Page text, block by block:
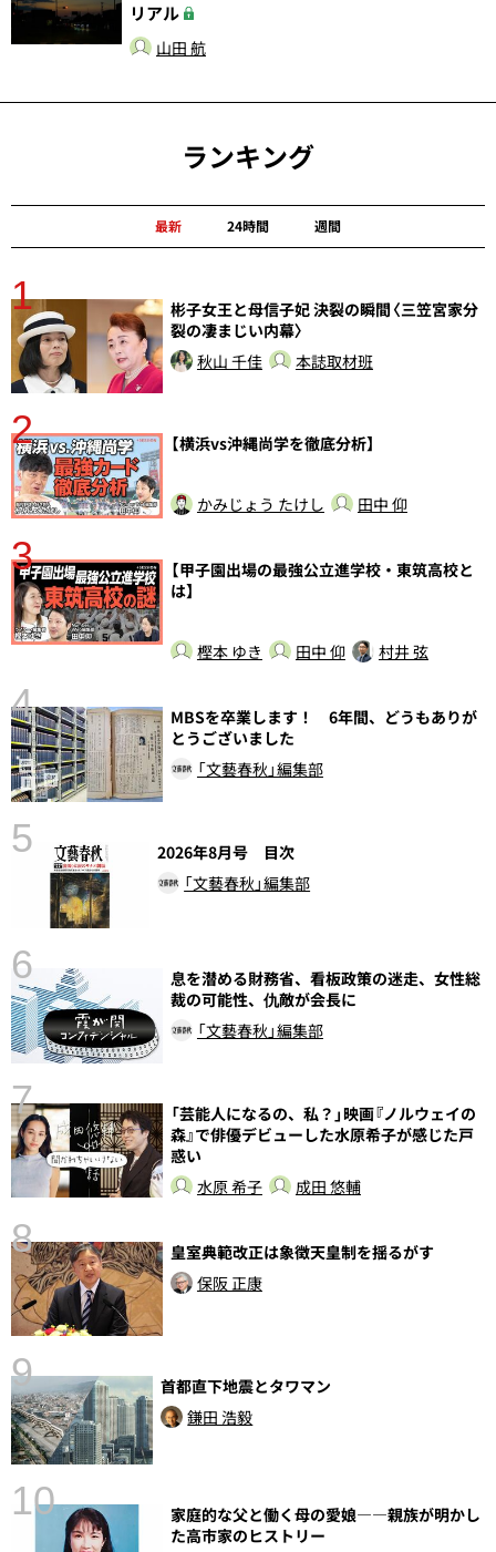
リアル
山田 航
ランキング
最新 24時間 週間
1
彬子女王と母信子妃 決裂の瞬間〈三笠宮家分
裂の凄まじい内幕〉
秋山 千佳
本誌取材班
2 【横浜vs沖縄尚学を徹底分析】
かみじょう たけし 田中 仰
3
【甲子園出場の最強公立進学校・東筑高校と
は】
樫本 ゆき 田中 仰 村井 弦
4
MBSを卒業します！ 6年間、どうもありが
とうございました
「文藝春秋」編集部
5
2026年8月号 目次
「文藝春秋」編集部
6
息を潜める財務省、看板政策の迷走、女性総
裁の可能性、仇敵が会長に
「文藝春秋」編集部
7
「芸能人になるの、私？」映画『ノルウェイの
森』で俳優デビューした水原希子が感じた戸
惑い
水原 希子
成田 悠輔
8
皇室典範改正は象徴天皇制を揺るがす
保阪 正康
9
首都直下地震とタワマン
鎌田 浩毅
10
家庭的な父と働く母の愛娘――親族が明かし
た高市家のヒストリー